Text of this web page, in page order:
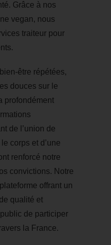
Grâce à nos
vegan, nous
traiteur pour
être répétées,
douces sur le
profondément
de l’union de
corps et d’une
renforcé notre
convictions. Notre
offrant un
qualité et
de participer
la France.